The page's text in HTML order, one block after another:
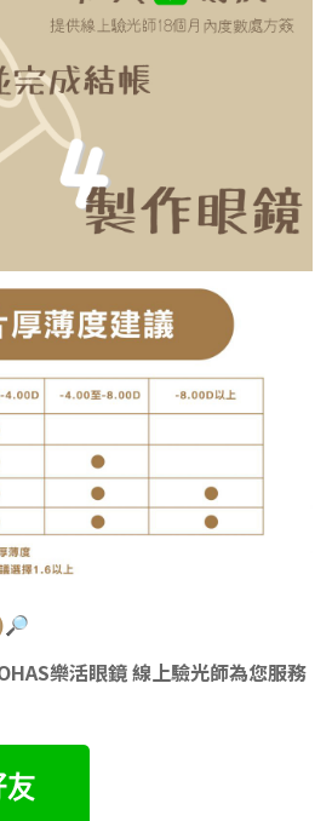
樂活眼鏡 線上驗光師為您服務